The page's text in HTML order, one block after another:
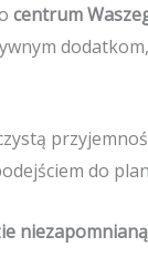
centrum
do